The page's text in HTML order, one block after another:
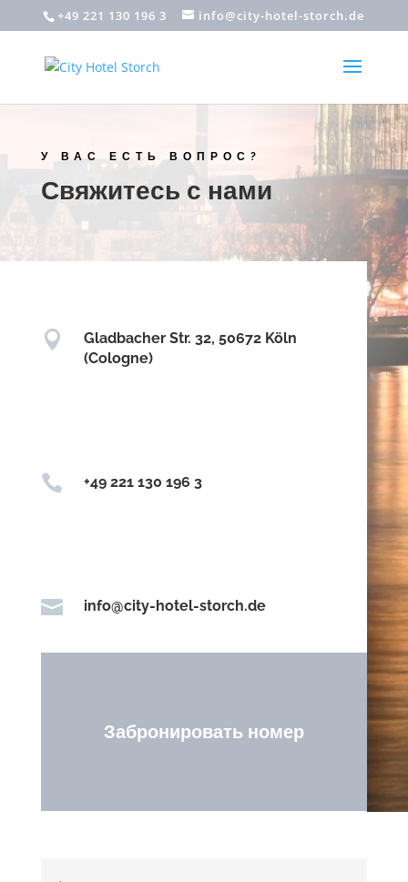
+49 221 130 196 3 info@city-hotel-storch.de
У ВАС ЕСТЬ ВОПРОС?
Свяжитесь с нами

Gladbacher Str. 32, 50672 Köln
(Cologne)
 +49 221 130 196 3
 info@city-hotel-storch.de
Забронировать номер